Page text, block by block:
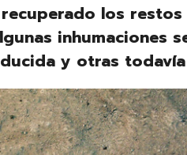
recuperado los
inhumaciones
y otras